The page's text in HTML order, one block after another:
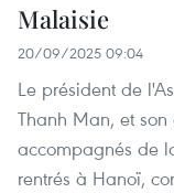
Malaisie
20/09/2025 09:04
Le président de
Thanh Man, et
accompagnés de
rentrés à Hanoï,